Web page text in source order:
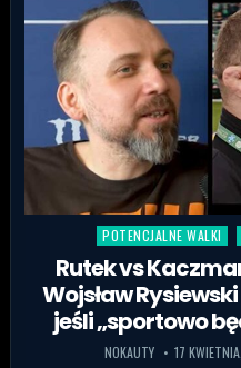
Posted in
POTENCJALNE WALKI
Rutek vs
Wojsław
jeśli „sportowo
NOKAUTY 17